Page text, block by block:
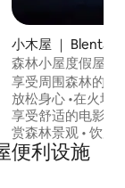
小木屋 ｜ Blentarp
森林小屋度假屋，
享受周围森林的宁
放松身心 •在火坑
享受舒适的电影之
赏森林景观 • 饮用
树林中悠闲漫步 附近的车程： • 9分钟即可
抵达杂货店、餐厅
便利设施